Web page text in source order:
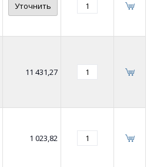
Уточнить
11 431,27
1 023,82